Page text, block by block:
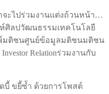
จะไปร่วมงานแต่งถ้วนหน้า…
ศิลปวัฒนธรรมเทคโนโลยี
มติชนศูนย์ข้อมูลมติชนมติชน
Relationร่วมงานกับ
บี้ ขยี้ซ้ำ ด้วยการโพสต์